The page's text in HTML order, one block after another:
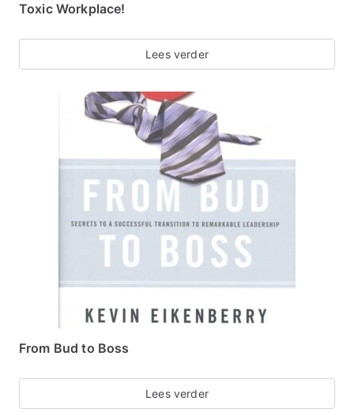
Toxic Workplace!
Lees verder
From Bud to Boss
Lees verder